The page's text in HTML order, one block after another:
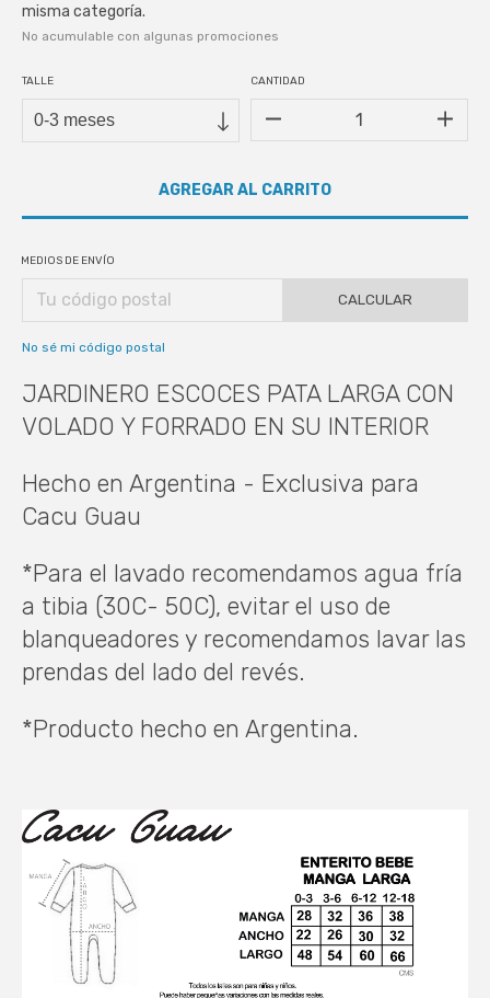
misma categoría.
No acumulable con algunas promociones
TALLE CANTIDAD
MEDIOS DE ENVÍO
CALCULAR
No sé mi código postal
JARDINERO ESCOCES PATA LARGA CON
VOLADO Y FORRADO EN SU INTERIOR
Hecho en Argentina - Exclusiva para
Cacu Guau
*Para el lavado recomendamos agua fría
a tibia (30C- 50C), evitar el uso de
blanqueadores y recomendamos lavar las
prendas del lado del revés.
*Producto hecho en Argentina.